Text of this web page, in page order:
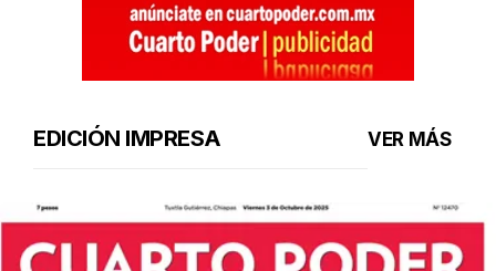
EDICIÓN IMPRESA VER MÁS